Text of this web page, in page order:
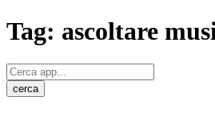
Tag: ascoltare